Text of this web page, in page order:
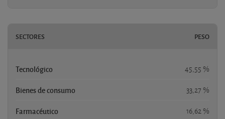
SECTORES PESO
Tecnológico 45,55 %
Bienes de consumo 33,27 %
Farmacéutico 16,62 %